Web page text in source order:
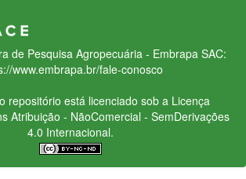
de Pesquisa Agropecuária - Embrapa SAC:
www.embrapa.br/fale-conosco
repositório está licenciado sob a Licença
Atribuição - NãoComercial - SemDerivações
4.0 Internacional.